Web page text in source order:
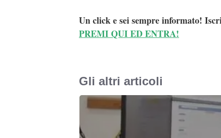
Un click e sei sempre informato!
PREMI QUI ED ENTRA!
Gli altri articoli